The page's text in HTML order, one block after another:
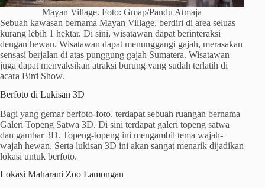
Mayan Village. Foto: Gmap/Pandu Atmaja
Sebuah kawasan bernama Mayan Village, berdiri di area seluas
kurang lebih 1 hektar. Di sini, wisatawan dapat berinteraksi
dengan hewan. Wisatawan dapat menunggangi gajah, merasakan
sensasi berjalan di atas punggung gajah Sumatera. Wisatawan
juga dapat menyaksikan atraksi burung yang sudah terlatih di
acara Bird Show.
Berfoto di Lukisan 3D
Bagi yang gemar berfoto-foto, terdapat sebuah ruangan bernama
Galeri Topeng Satwa 3D. Di sini terdapat galeri topeng satwa
dan gambar 3D. Topeng-topeng ini mengambil tema wajah-
wajah hewan. Serta lukisan 3D ini akan sangat menarik dijadikan
lokasi untuk berfoto.
Lokasi Maharani Zoo Lamongan